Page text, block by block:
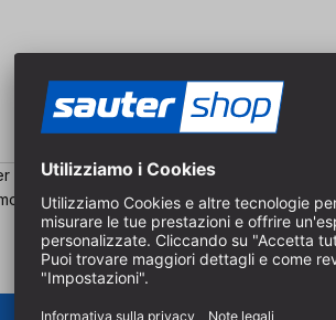
il vostro CNC potete monitorare la
altro. In questo modo i progetti sono